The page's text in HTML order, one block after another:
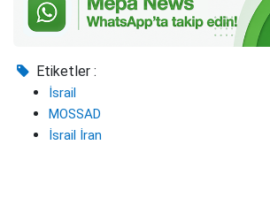
Etiketler :
İsrail
MOSSAD
İsrail İran